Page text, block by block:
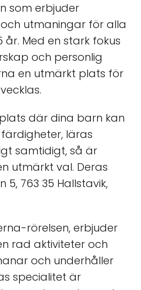
som erbjuder
utmaningar för alla
Med en stark fokus
och personlig
en utmärkt plats för
där dina barn kan
läras
samtidigt, så är
utmärkt val. Deras
763 35 Hallstavik,
rörelsen, erbjuder
rad aktiviteter och
och underhåller
specialitet är